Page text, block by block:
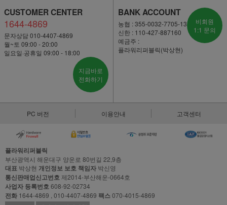
CUSTOMER CENTER
1644-4869
문자상담 010-4407-4869
월~토 09:00 - 20:00
일요일·공휴일 09:00 - 18:00
지금바로
전화하기
BANK ACCOUNT
농협 : 355-0032-7705-13
신한 : 110-427-887160
예금주 :
플라워리퍼블릭(박상현)
비회원
1:1 문의
PC 버전 이용안내 고객센터
플라워리퍼블릭
부산광역시 해운대구 양운로 80번길 22,9층
대표 박상현 개인정보 보호 책임자 박신영
통신판매업신고번호제2014-부산해운-0664호
사업자 등록번호608-92-02734
전화 1644-4869 , 010-4407-4869 팩스070-4015-4869